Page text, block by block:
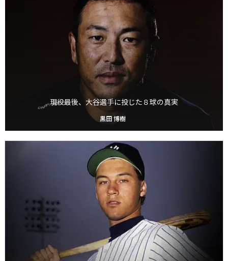
現役最後、大谷選手に投じた８球の真実
黒田 博樹